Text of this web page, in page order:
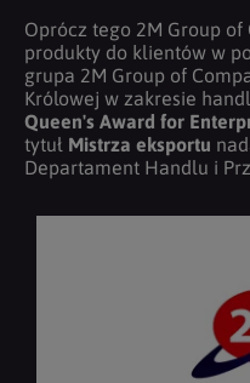
Oprócz tego 2M Group
produkty do klientów w
grupa 2M Group of
Królowej w zakresie
Queen's Award for
tytuł Mistrza eksportu
Departament Handlu i